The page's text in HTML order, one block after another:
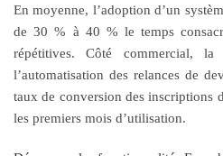
En moyenne, l’adoption d’un
de 30 % à 40 % le temps
répétitives. Côté commercial,
l’automatisation des relances de
taux de conversion des inscriptions
les premiers mois d’utilisation.